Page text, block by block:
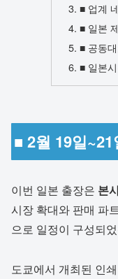
■ 업계
■ 일본
■ 공동
■ 일본
■ 2월 19일
이번 일본 출장은 본
시장 확대와 판매 파
으로 일정이 구성되
도쿄에서 개최된 인